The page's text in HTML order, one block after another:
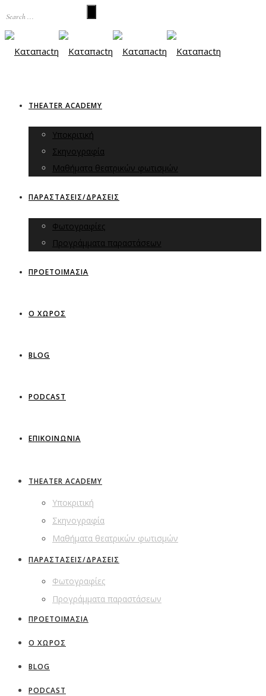
THEATER ACADEMY
Υποκριτική
Σκηνογραφία
Μαθήματα θεατρικών φωτισμών
ΠΑΡΑΣΤΑΣΕΙΣ/ΔΡΑΣΕΙΣ
Φωτογραφίες
Προγράμματα παραστάσεων
ΠΡΟΕΤΟΙΜΑΣΙΑ
Ο ΧΩΡΟΣ
BLOG
PODCAST
ΕΠΙΚΟΙΝΩΝΙΑ
THEATER ACADEMY
Υποκριτική
Σκηνογραφία
Μαθήματα θεατρικών φωτισμών
ΠΑΡΑΣΤΑΣΕΙΣ/ΔΡΑΣΕΙΣ
Φωτογραφίες
Προγράμματα παραστάσεων
ΠΡΟΕΤΟΙΜΑΣΙΑ
Ο ΧΩΡΟΣ
BLOG
PODCAST